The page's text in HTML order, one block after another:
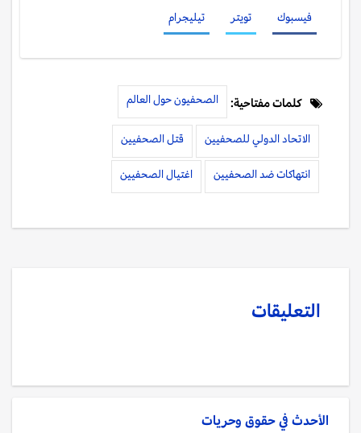
فيسبوك تويتر تيليجرام
كلمات مفتاحية: الصحفيون حول العالم
الاتحاد الدولي للصحفيين قتل الصحفيين
انتهاكات ضد الصحفيين اغتيال الصحفيين
التعليقات
الأحدث فيحقوق وحريات